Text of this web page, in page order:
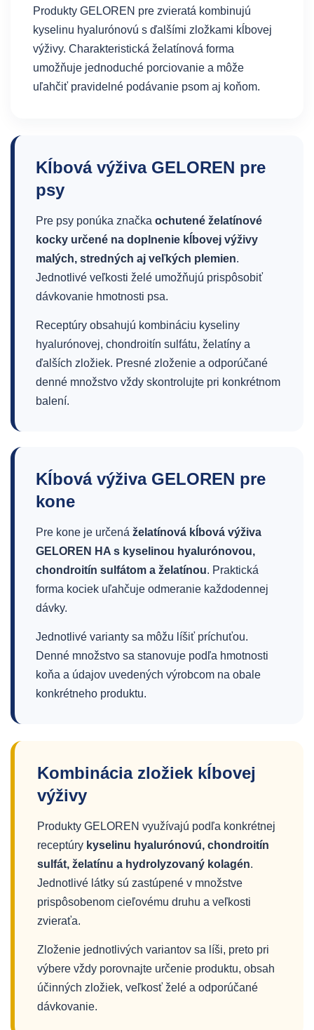
Produkty GELOREN pre zvieratá kombinujú
kyselinu hyalurónovú s ďalšími zložkami kĺbovej
výživy. Charakteristická želatínová forma
umožňuje jednoduché porciovanie a môže
uľahčiť pravidelné podávanie psom aj koňom.
Kĺbová výživa GELOREN pre
psy
Pre psy ponúka značka ochutené želatínové
kocky určené na doplnenie kĺbovej výživy
malých, stredných aj veľkých plemien.
Jednotlivé veľkosti želé umožňujú prispôsobiť
dávkovanie hmotnosti psa.
Receptúry obsahujú kombináciu kyseliny
hyalurónovej, chondroitín sulfátu, želatíny a
ďalších zložiek. Presné zloženie a odporúčané
denné množstvo vždy skontrolujte pri konkrétnom
balení.
Kĺbová výživa GELOREN pre
kone
Pre kone je určená želatínová kĺbová výživa
GELOREN HA s kyselinou hyalurónovou,
chondroitín sulfátom a želatínou. Praktická
forma kociek uľahčuje odmeranie každodennej
dávky.
Jednotlivé varianty sa môžu líšiť príchuťou.
Denné množstvo sa stanovuje podľa hmotnosti
koňa a údajov uvedených výrobcom na obale
konkrétneho produktu.
Kombinácia zložiek kĺbovej
výživy
Produkty GELOREN využívajú podľa konkrétnej
receptúry kyselinu hyalurónovú, chondroitín
sulfát, želatínu a hydrolyzovaný kolagén.
Jednotlivé látky sú zastúpené v množstve
prispôsobenom cieľovému druhu a veľkosti
zvieraťa.
Zloženie jednotlivých variantov sa líši, preto pri
výbere vždy porovnajte určenie produktu, obsah
účinných zložiek, veľkosť želé a odporúčané
dávkovanie.